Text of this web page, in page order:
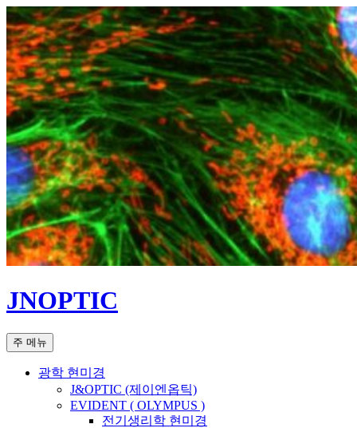
컨
텐
츠
로
건
너
뛰
기
JNOPTIC
검
색
주 메뉴
광학 현미경
J&OPTIC (제이엔옵틱)
EVIDENT ( OLYMPUS )
전기생리학 현미경